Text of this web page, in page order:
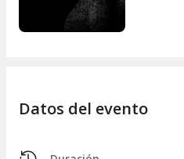
Datos del evento